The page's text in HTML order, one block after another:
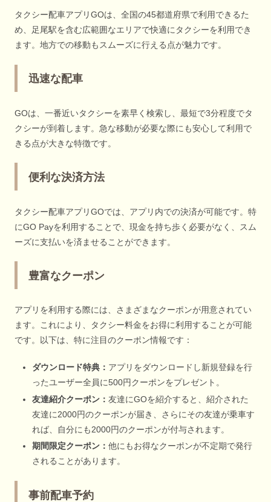
タクシー配車アプリGOは、全国の45都道府県で利用できるた
め、足尾駅を含む広範囲なエリアで快適にタクシーを利用でき
ます。地方での移動もスムーズに行える点が魅力です。
迅速な配車
GOは、一番近いタクシーを素早く検索し、最短で3分程度でタ
クシーが到着します。急な移動が必要な際にも安心して利用で
きる点が大きな特徴です。
便利な決済方法
タクシー配車アプリGOでは、アプリ内での決済が可能です。特
にGO Payを利用することで、現金を持ち歩く必要がなく、スム
ーズに支払いを済ませることができます。
豊富なクーポン
アプリを利用する際には、さまざまなクーポンが用意されてい
ます。これにより、タクシー料金をお得に利用することが可能
です。以下は、特に注目のクーポン情報です：
ダウンロード特典： アプリをダウンロードし新規登録を行
ったユーザー全員に500円クーポンをプレゼント。
友達紹介クーポン： 友達にGOを紹介すると、紹介された
友達に2000円のクーポンが届き、さらにその友達が乗車す
れば、自分にも2000円のクーポンが付与されます。
期間限定クーポン： 他にもお得なクーポンが不定期で発行
されることがあります。
事前配車予約